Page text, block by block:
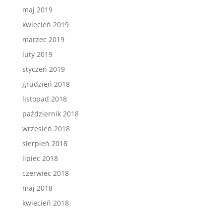
maj 2019
kwiecień 2019
marzec 2019
luty 2019
styczeń 2019
grudzień 2018
listopad 2018
październik 2018
wrzesień 2018
sierpień 2018
lipiec 2018
czerwiec 2018
maj 2018
kwiecień 2018